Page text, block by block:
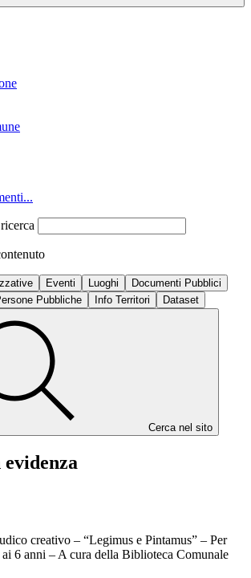
Eventi Luoghi
Documenti Pubblici
Pubbliche Info Territori Dataset
Cerca nel sito
creativo – “Legimus e Pintamus” – Per
6 anni – A cura della Biblioteca Comunale